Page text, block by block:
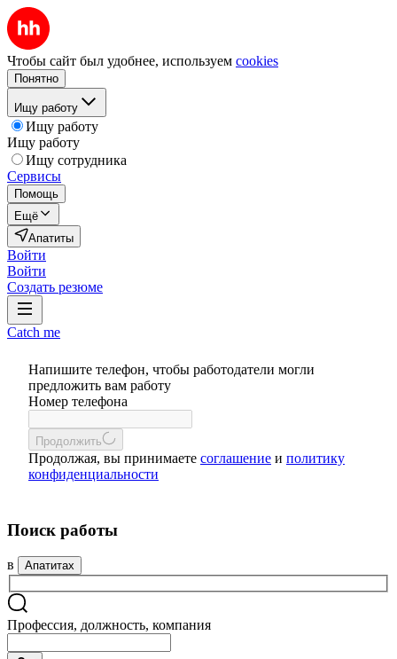
Чтобы сайт был удобнее, используем cookies
Понятно
Ищу работу
Ищу работу
Ищу работу
Ищу сотрудника
Сервисы
Помощь
Ещё
Апатиты
Войти
Войти
Создать резюме
Catch me
Напишите телефон, чтобы работодатели могли
предложить вам работу
Номер телефона
Продолжить
Продолжая, вы принимаете соглашение и политику
конфиденциальности
Поиск работы
в Апатитах
Профессия, должность, компания